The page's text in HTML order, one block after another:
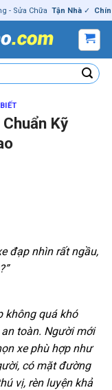
Tận Nhà ✓ Chính hãng –
Kỹ
đạp nhìn rất ngầu,
không quá khó
toàn. Người mới
xe phù hợp như
có mặt đường
vị, rèn luyện khả